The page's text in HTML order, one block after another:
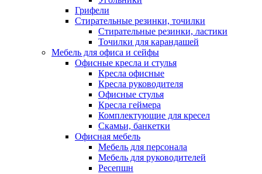
Грифели
Стирательные резинки, точилки
Стирательные резинки, ластики
Точилки для карандашей
Мебель для офиса и сейфы
Офисные кресла и стулья
Кресла офисные
Кресла руководителя
Офисные стулья
Кресла геймера
Комплектующие для кресел
Скамьи, банкетки
Офисная мебель
Мебель для персонала
Мебель для руководителей
Ресепшн